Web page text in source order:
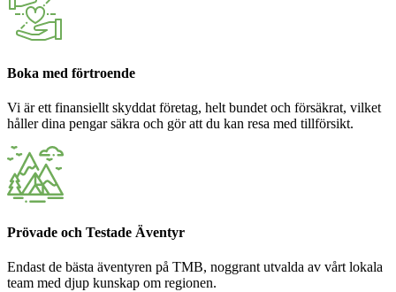
Boka med förtroende
Vi är ett finansiellt skyddat företag, helt bundet och försäkrat, vilket
håller dina pengar säkra och gör att du kan resa med tillförsikt.
Prövade och Testade Äventyr
Endast de bästa äventyren på TMB, noggrant utvalda av vårt lokala
team med djup kunskap om regionen.